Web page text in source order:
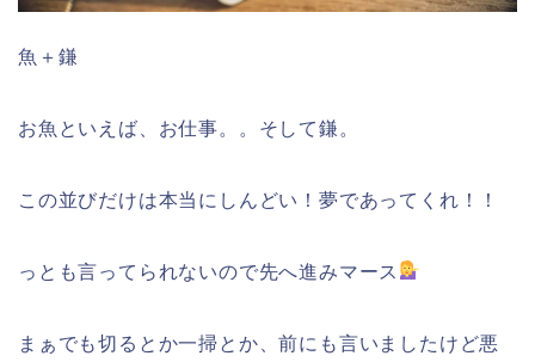
魚＋鎌
お魚といえば、お仕事。。そして鎌。
この並びだけは本当にしんどい！夢であってくれ！！
っとも言ってられないので先へ進みマース
まぁでも切るとか一掃とか、前にも言いましたけど悪